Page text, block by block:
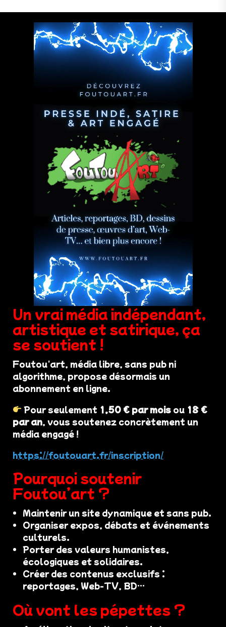
Un vrai média indépendant,
artistique et satirique, ça
se soutient !
Foutou'art, média libre, sans pub ni
algorithme, propose désormais un
abonnement en ligne.
Pour seulement 1,50 € par mois ou 18 €
par an, vous soutenez concrètement un
média engagé !
https://foutouart.fr/inscription/
Pourquoi soutenir
Foutou’art ?
Maintenir un site dynamique et sans pub.
Organiser expos, débats et événements
culturels.
Porter des valeurs humanistes,
écologiques et solidaires.
Créer des contenus exclusifs :
reportages, Web-TV, BD…
Où vont les pépettes ?